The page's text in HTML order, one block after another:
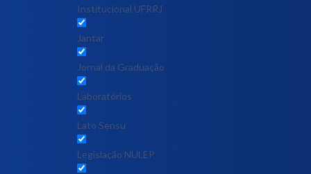
Institucional UFRRJ
Jantar
Jornal da Graduação
Laboratórios
Lato Sensu
Legislação NULEP